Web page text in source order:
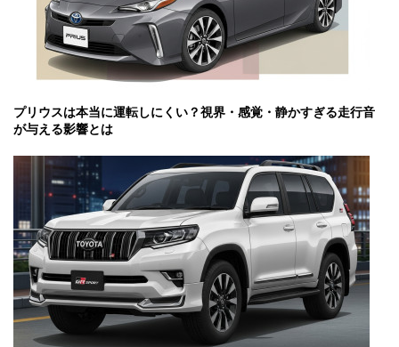
プリウスは本当に運転しにくい？視界・感覚・静かすぎる走行音
が与える影響とは